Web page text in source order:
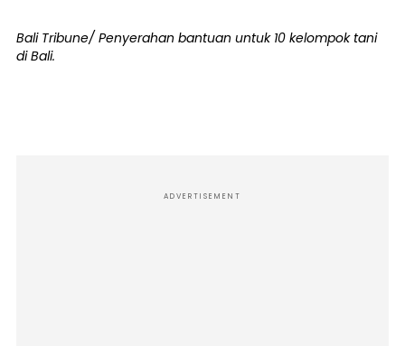
Bali Tribune/ Penyerahan bantuan untuk 10 kelompok tani
di Bali.
ADVERTISEMENT